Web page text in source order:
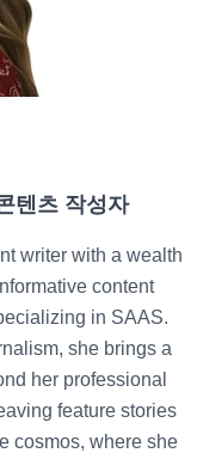
텐츠 작성자
writer with a wealth
content
in SAAS.
she brings a
her professional
feature stories
cosmos, where she